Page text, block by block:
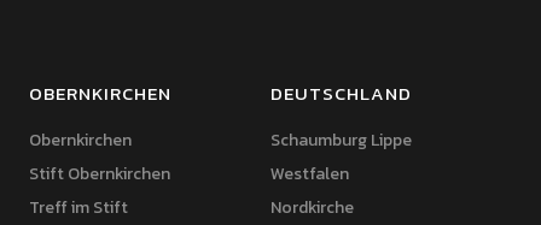
OBERNKIRCHEN
Obernkirchen
Stift Obernkirchen
Treff im Stift
DEUTSCHLAND
Schaumburg Lippe
Westfalen
Nordkirche